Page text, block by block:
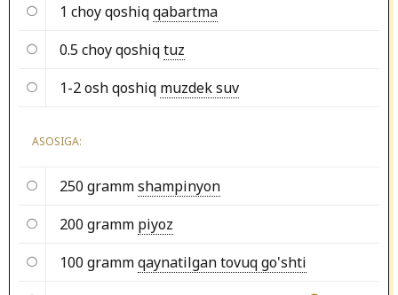
1 choy qoshiqqabartma
0.5 choy qoshiqtuz
1-2 osh qoshiq muzdek suv
ASOSIGA:
250 grammshampinyon
200 gramm piyoz
100 grammqaynatilgan tovuq go'shti